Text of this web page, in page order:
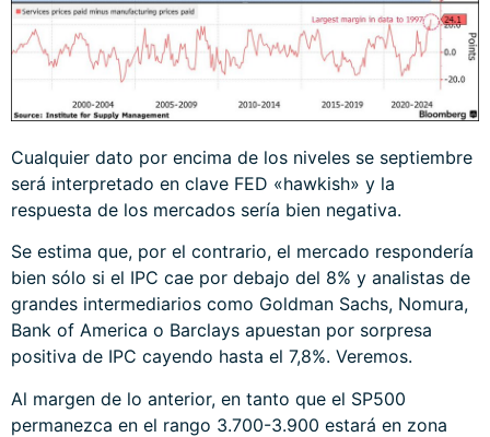
Cualquier dato por encima de los niveles se septiembre
será interpretado en clave FED «hawkish» y la
respuesta de los mercados sería bien negativa.
Se estima que, por el contrario, el mercado respondería
bien sólo si el IPC cae por debajo del 8% y analistas de
grandes intermediarios como Goldman Sachs, Nomura,
Bank of America o Barclays apuestan por sorpresa
positiva de IPC cayendo hasta el 7,8%. Veremos.
Al margen de lo anterior, en tanto que el SP500
permanezca en el rango 3.700-3.900 estará en zona